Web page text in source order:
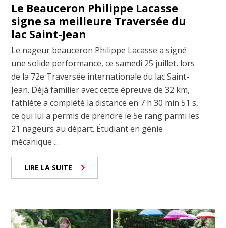
Le Beauceron Philippe Lacasse
signe sa meilleure Traversée du
lac Saint-Jean
Le nageur beauceron Philippe Lacasse a signé
une solide performance, ce samedi 25 juillet, lors
de la 72e Traversée internationale du lac Saint-
Jean. Déjà familier avec cette épreuve de 32 km,
l’athlète a complété la distance en 7 h 30 min 51 s,
ce qui lui a permis de prendre le 5e rang parmi les
21 nageurs au départ. Étudiant en génie
mécanique ...
LIRE LA SUITE